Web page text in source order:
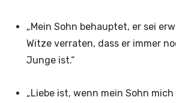
„Mein Sohn behauptet, er sei
Witze verraten, dass er immer
Junge ist.“
„Liebe ist, wenn mein Sohn